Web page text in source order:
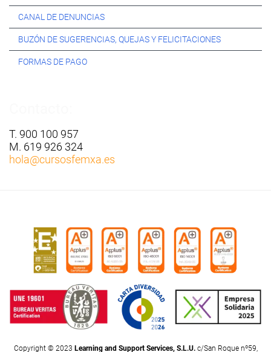
CANAL DE DENUNCIAS
BUZÓN DE SUGERENCIAS, QUEJAS Y FELICITACIONES
FORMAS DE PAGO
T. 900 100 957
M. 619 926 324
hola@cursosfemxa.es
Copyright © 2023 Learning and Support Services, S.L.U.c/San Roque nº59,